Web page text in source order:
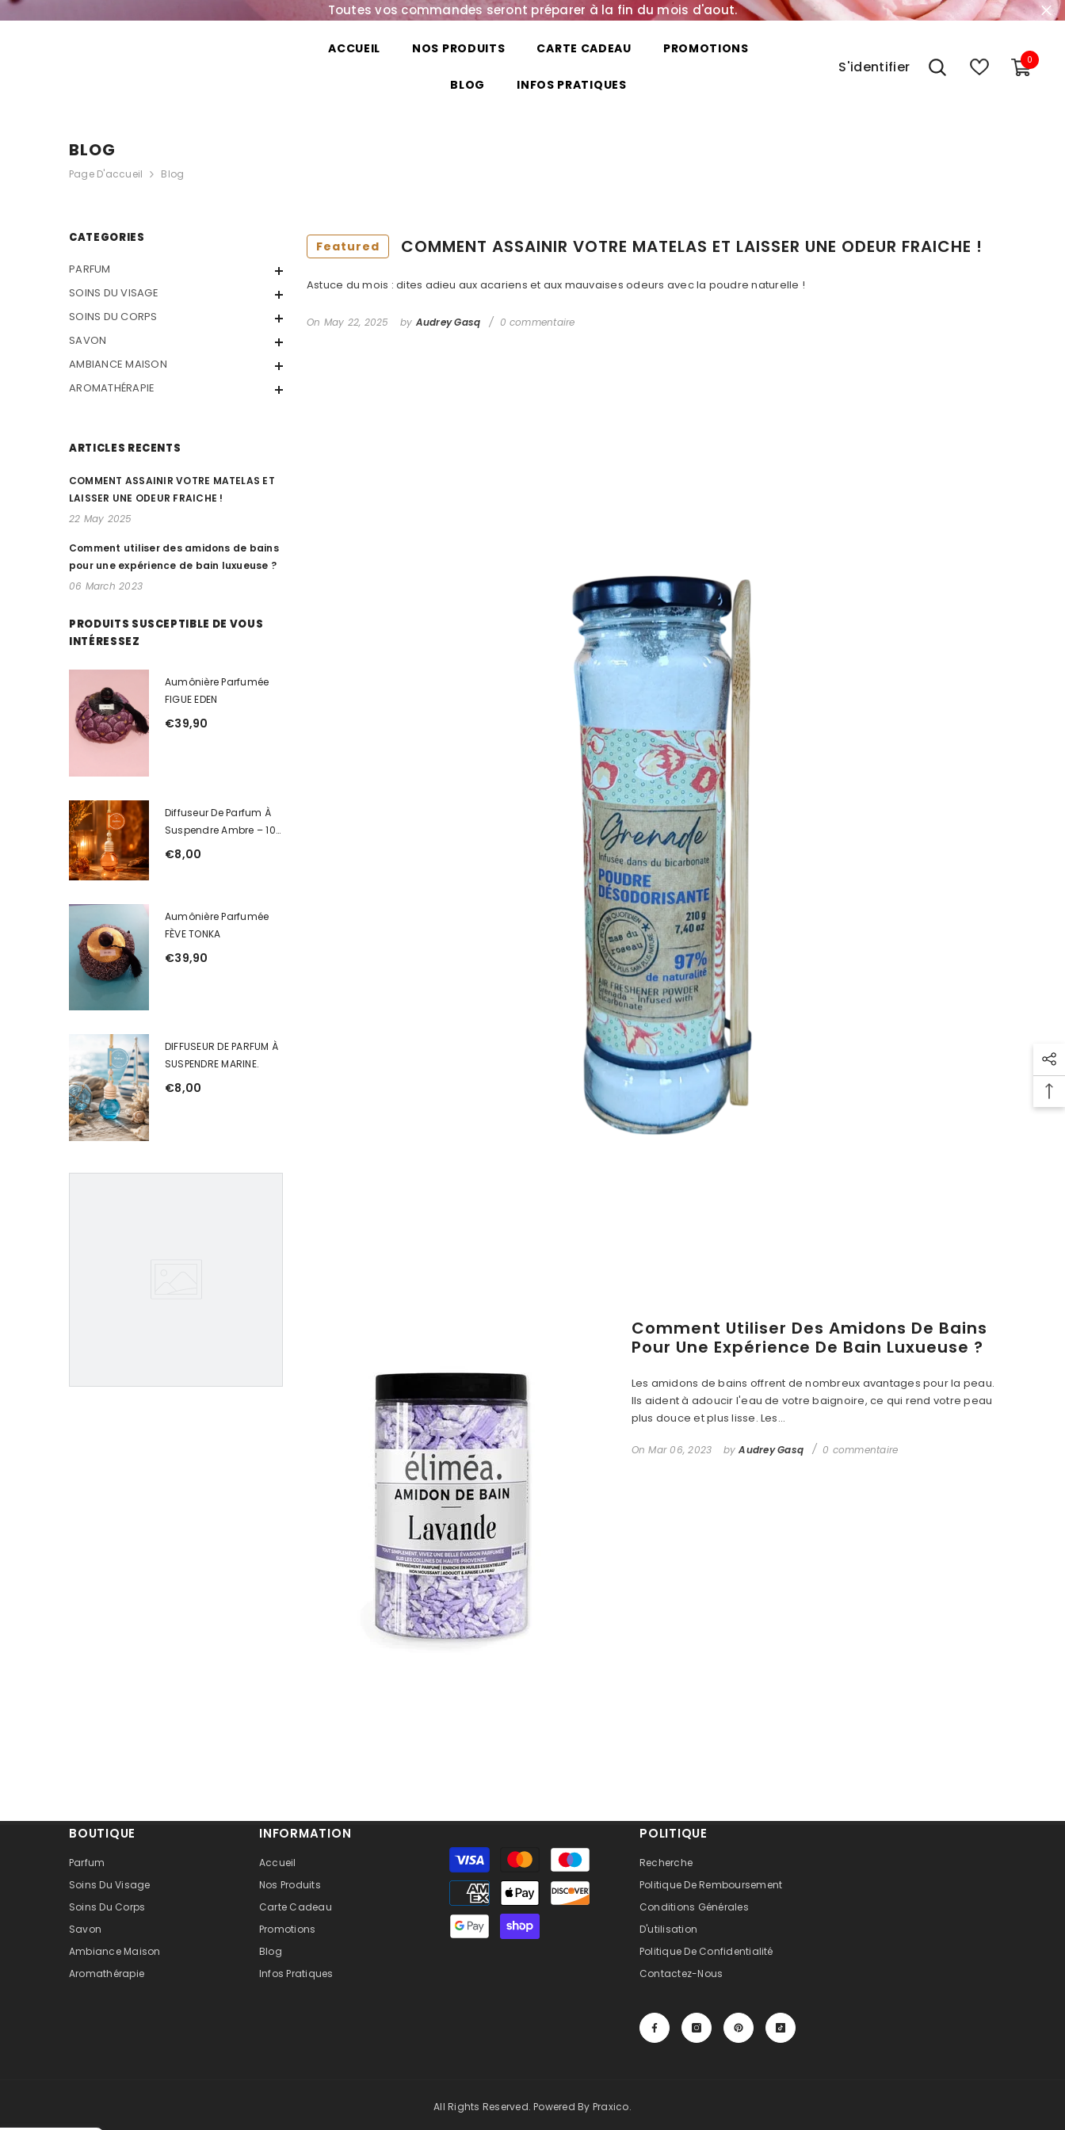
IGNORER ET PASSER AU CONTENU Toutes vos commandes seront préparer à la fin du mois d'aout.
ACCUEIL NOS PRODUITS CARTE CADEAU PROMOTIONS
BLOG INFOS PRATIQUES
S'identifier 0 0
BLOG
Page D'accueil Blog
CATEGORIES
PARFUM
SOINS DU VISAGE
SOINS DU CORPS
SAVON
AMBIANCE MAISON
AROMATHÉRAPIE
ARTICLES RECENTS
COMMENT ASSAINIR VOTRE MATELAS ET
LAISSER UNE ODEUR FRAICHE !
22 May 2025
Comment utiliser des amidons de bains
pour une expérience de bain luxueuse ?
06 March 2023
PRODUITS SUSCEPTIBLE DE VOUS
INTÉRESSEZ
Aumônière Parfumée
FIGUE EDEN
€39,90
Diffuseur De Parfum À
Suspendre Ambre – 10
Ml
€8,00
Aumônière Parfumée
FÈVE TONKA
€39,90
DIFFUSEUR DE PARFUM À
SUSPENDRE MARINE.
€8,00
Featured COMMENT ASSAINIR VOTRE MATELAS ET LAISSER UNE ODEUR FRAICHE !
Astuce du mois : dites adieu aux acariens et aux mauvaises odeurs avec la poudre naturelle !
On May 22, 2025 by Audrey Gasq 0 commentaire
Comment Utiliser Des Amidons De Bains
Pour Une Expérience De Bain Luxueuse ?
Les amidons de bains offrent de nombreux avantages pour la peau.
Ils aident à adoucir l'eau de votre baignoire, ce qui rend votre peau
plus douce et plus lisse. Les...
OnMar 06, 2023 byAudrey Gasq 0 commentaire
BOUTIQUE
Parfum
Soins Du Visage
Soins Du Corps
Savon
Ambiance Maison
Aromathérapie
INFORMATION
Accueil
Nos Produits
Carte Cadeau
Promotions
Blog
Infos Pratiques
Moyens
de
paiement
POLITIQUE
Recherche
Politique De Remboursement
Conditions Générales
D'utilisation
Politique De Confidentialité
Contactez-Nous
All Rights Reserved. Powered By Praxico.